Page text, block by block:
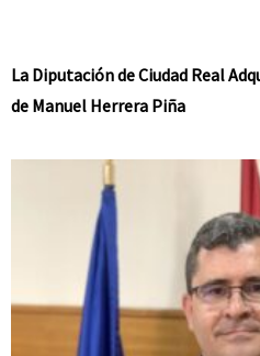
La Diputación de Ciudad Real
de Manuel Herrera Piña